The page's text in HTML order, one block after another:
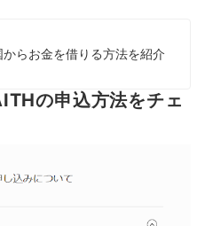
らお金を借りる方法を紹介
の申込方法をチェ